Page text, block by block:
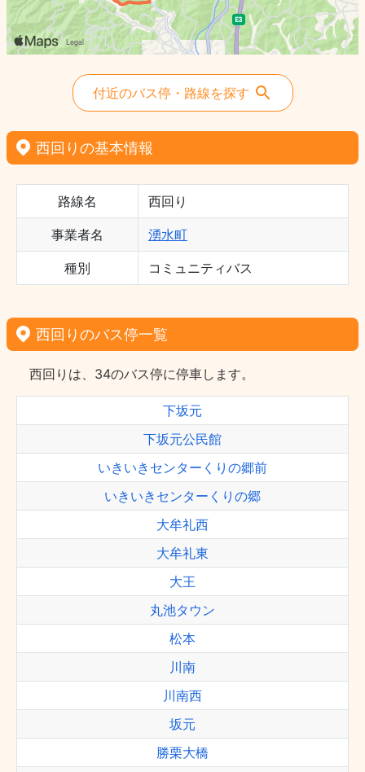
付近のバス停・路線を探す
西回りの基本情報
路線名 西回り
事業者名 湧水町
種別 コミュニティバス
西回りのバス停一覧
西回りは、34のバス停に停車します。
下坂元
下坂元公民館
いきいきセンターくりの郷前
いきいきセンターくりの郷
大牟礼西
大牟礼東
大王
丸池タウン
松本
川南
川南西
坂元
勝栗大橋